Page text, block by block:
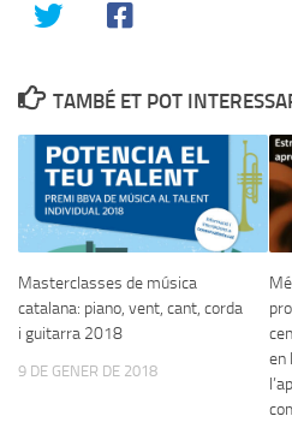
TAMBÉ ET POT
Masterclasses de música
catalana: piano, vent, cant, corda
i guitarra 2018
9 DE GENER DE 2018
en